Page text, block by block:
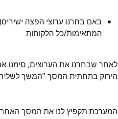
באם בחרנו ערוצי הפצה
המתאימות/כל הלקוחות
לאחר שבחרנו את הערוצים, סימנו
הירוק בתחתית המסך "המשך
המערכת תקפיץ לנו את המסך